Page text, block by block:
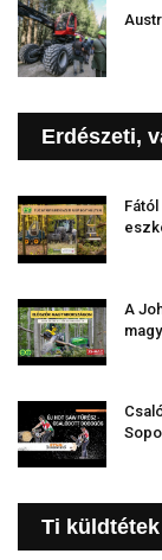
Erdészeti,
A
Ti